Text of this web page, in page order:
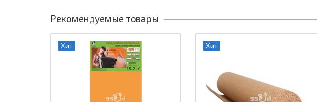
Рекомендуемые товары
Хит Хит